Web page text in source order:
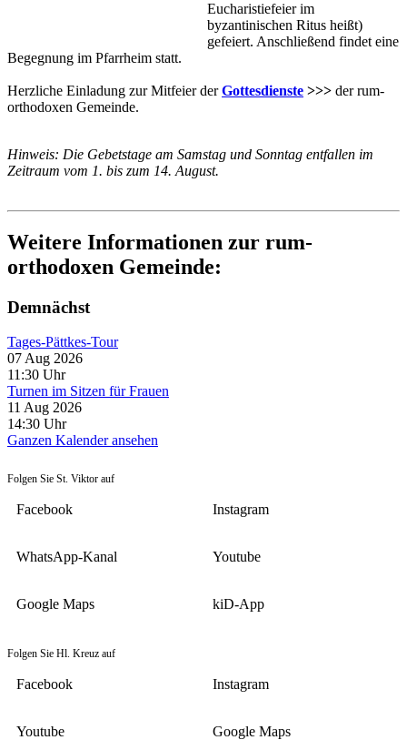
Eucharistiefeier im
byzantinischen Ritus heißt)
gefeiert. Anschließend findet eine
Begegnung im Pfarrheim statt.
Herzliche Einladung zur Mitfeier derGottesdienste >>> der rum-
orthodoxen Gemeinde.
Hinweis: Die Gebetstage am Samstag und Sonntag entfallen im
Zeitraum vom 1. bis zum 14. August.
Weitere Informationen zur rum-
orthodoxen Gemeinde:
Demnächst
Tages-Pättkes-Tour
07 Aug 2026
11:30 Uhr
Turnen im Sitzen für Frauen
11 Aug 2026
14:30 Uhr
Ganzen Kalender ansehen
Folgen Sie St. Viktor auf
Facebook Instagram
WhatsApp-Kanal Youtube
Google Maps kiD-App
Folgen Sie Hl. Kreuz auf
Facebook Instagram
Youtube Google Maps